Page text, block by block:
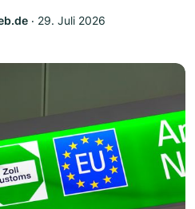
‧ 29. Juli 2026